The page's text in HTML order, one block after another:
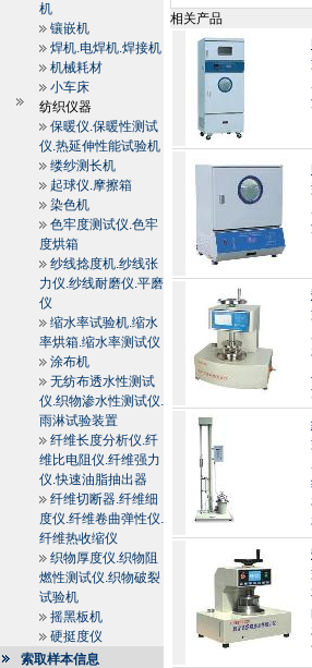
机
镶嵌机
焊机.电焊机.焊接机
机械耗材
小车床
纺织仪器
保暖仪.保暖性测试
仪.热延伸性能试验机
缕纱测长机
起球仪.摩擦箱
染色机
色牢度测试仪.色牢
度烘箱
纱线捻度机.纱线张
力仪.纱线耐磨仪.平磨
仪
缩水率试验机.缩水
率烘箱.缩水率测试仪
涂布机
无纺布透水性测试
仪.织物渗水性测试仪.
雨淋试验装置
纤维长度分析仪.纤
维比电阻仪.纤维强力
仪.快速油脂抽出器
纤维切断器.纤维细
度仪.纤维卷曲弹性仪.
纤维热收缩仪
织物厚度仪.织物阻
燃性测试仪.织物破裂
试验机
摇黑板机
硬挺度仪
索取样本信息
相关产品